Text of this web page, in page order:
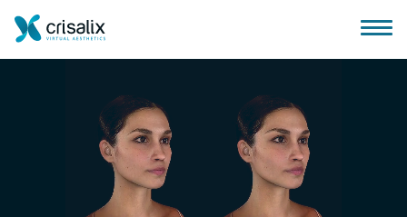
Página de inicio